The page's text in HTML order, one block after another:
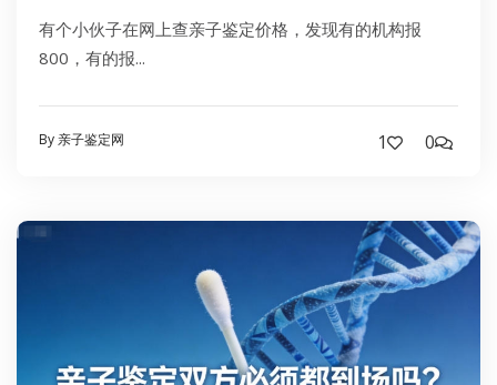
有个小伙子在网上查亲子鉴定价格，发现有的机构报
800，有的报...
By 亲子鉴定网 1 0